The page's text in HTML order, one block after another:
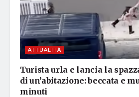
ATTUALITÀ
Turista urla e lancia la
di un’abitazione: beccata e
minuti